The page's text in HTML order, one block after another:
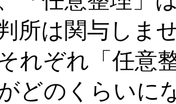
所は関与しま
れぞれ「任意
どのくらいに